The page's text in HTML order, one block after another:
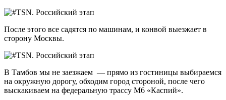
После этого все садятся по машинам, и конвой выезжает в
сторону Москвы.
В Тамбов мы не заезжаем — прямо из гостиницы выбираемся
на окружную дорогу, обходим город стороной, после чего
выскакиваем на федеральную трассу М6 «Каспий».